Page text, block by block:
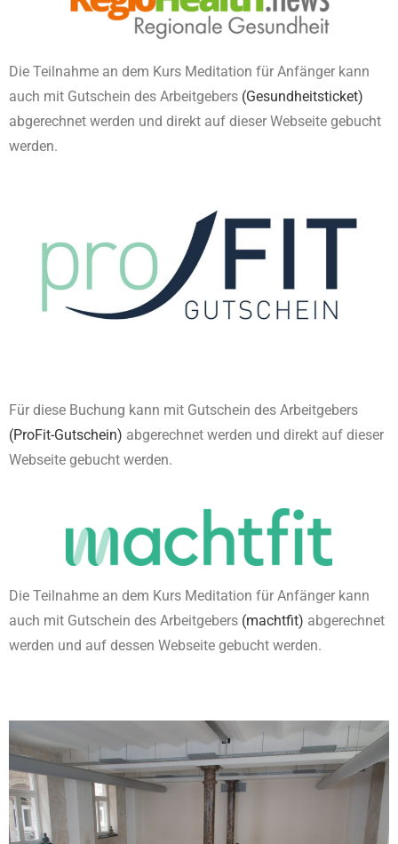
Die Teilnahme an dem Kurs Meditation für Anfänger kann
auch mit Gutschein des Arbeitgebers (Gesundheitsticket)
abgerechnet werden und direkt auf dieser Webseite gebucht
werden.
Für diese Buchung kann mit Gutschein des Arbeitgebers
(ProFit-Gutschein) abgerechnet werden und direkt auf dieser
Webseite gebucht werden.
Die Teilnahme an dem Kurs Meditation für Anfänger kann
auch mit Gutschein des Arbeitgebers (machtfit) abgerechnet
werden und auf dessen Webseite gebucht werden.